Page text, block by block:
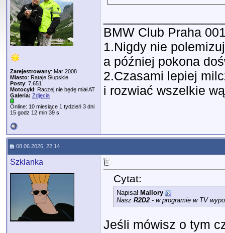
Zarejestrowany: Mar 2008
Miasto: Rataje Słupskie
Posty: 7,651
Motocykl: Raczej nie będę miał AT
Galeria: Zdjęcia
Online: 10 miesiące 1 tydzień 3 dni
15 godz 12 min 39 s
BMW Club Praha
1.Nigdy nie
a później pokona
2.Czasami lepiej
i rozwiać wszelkie
08.06.2026, 22:14
Szklanka
Cytat:
Napisał Mallory
Nasz R2D2 - w programie w TV
Jeśli mówisz o tym